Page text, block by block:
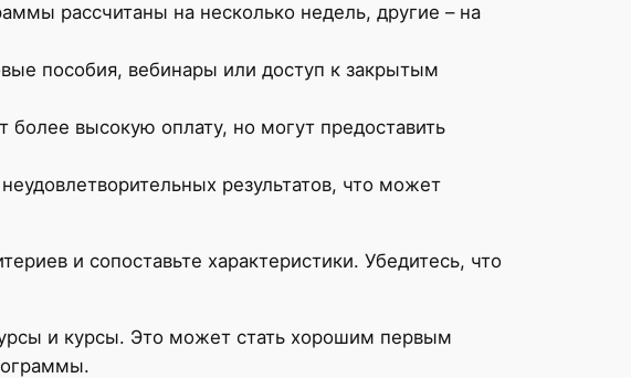
рассчитаны на несколько недель, другие – на
пособия, вебинары или доступ к закрытым
высокую оплату, но могут предоставить
результатов, что может
и сопоставьте характеристики. Убедитесь, что
и курсы. Это может стать хорошим первым